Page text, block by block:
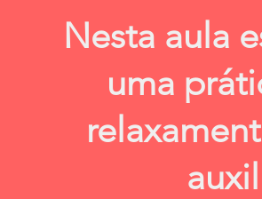
Nesta aula
uma